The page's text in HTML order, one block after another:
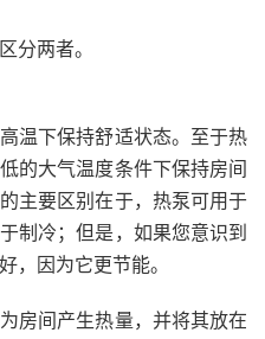
分两者。
温下保持舒适状态。至于热
的大气温度条件下保持房间
主要区别在于，热泵可用于
制冷；但是，如果您意识到
，因为它更节能。
房间产生热量，并将其放在